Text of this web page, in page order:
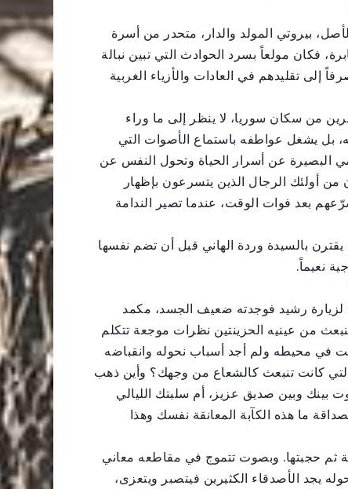
بيروتي المولد والدار، متحدر من أسرة
فكان مولعاً بسرد الحوادث التي تبين نبالة
إلى تقليدهم في العادات والأزياء الغربية
من سكان سوريا، لا ينظر إلى ما وراء
بل يشغل عواطفه باستماع الأصوات التي
البصيرة عن أسرار الحياة وتحول النفس عن
من أولئك الرجال الذين يتسرعون بإظهار
بعد فوات الوقت، عندما تصير الندامة
بالسيدة وردة الهاني قبل أن تضم نفسها
نعيماً.
رشيد فوجدته ضعيف الجسد، مكمد
من عينيه الحزينتين نظرات موجعة تتكلم
في محيطه ولم أجد أسباب نحوله وانقباضه
التي كانت تنبعث كالشعاع من وجهك؟ وأين ذهب
وبين صديق عزيز، أم سلبتك الليالي
ما هذه الكآبة المعانقة نفسك وهذا
ثم حجبتها. وبصوت تتموج في مقاطعه معاني
يجد الأصدقاء الكثيرين فيتصبر ويتعزى،